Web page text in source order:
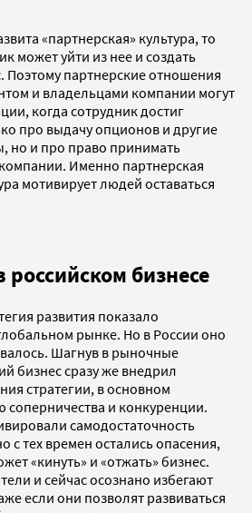
«партнерская» культура, то
может уйти из нее и создать
Поэтому партнерские отношения
и владельцами компании могут
когда сотрудник достиг
про выдачу опционов и другие
но и про право принимать
Именно партнерская
мотивирует людей оставаться
российском бизнесе
развития показало
рынке. Но в России оно
Шагнув в рыночные
бизнес сразу же внедрил
стратегии, в основном
и конкуренции.
самодостаточность
с тех времен остались опасения,
«кинуть» и «отжать» бизнес.
и сейчас осознано избегают
если они позволят развиваться